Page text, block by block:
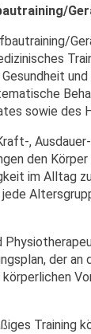
sowie des
,
den
im Alltag
jede
der
Training